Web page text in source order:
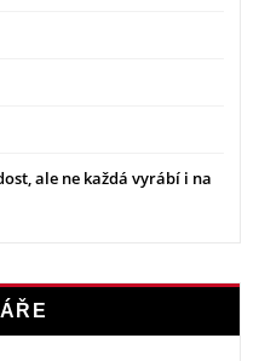
ale ne každá vyrábí i na